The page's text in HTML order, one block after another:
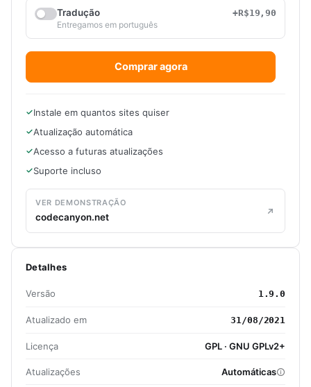
Tradução
+R$19,90
Entregamos em português
Comprar agora
Instale em quantos sites quiser
Atualização automática
Acesso a futuras atualizações
Suporte incluso
VER DEMONSTRAÇÃO
codecanyon.net
Detalhes
Versão 1.9.0
Atualizado em 31/08/2021
Licença GPL · GNU GPLv2+
Atualizações Automáticas